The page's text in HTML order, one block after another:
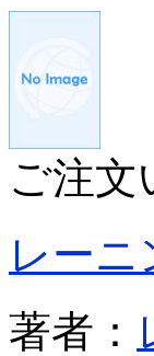
ご注文
レーニ
著者：